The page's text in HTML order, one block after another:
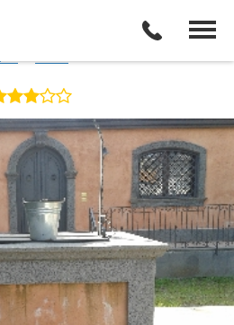
Описание отеля